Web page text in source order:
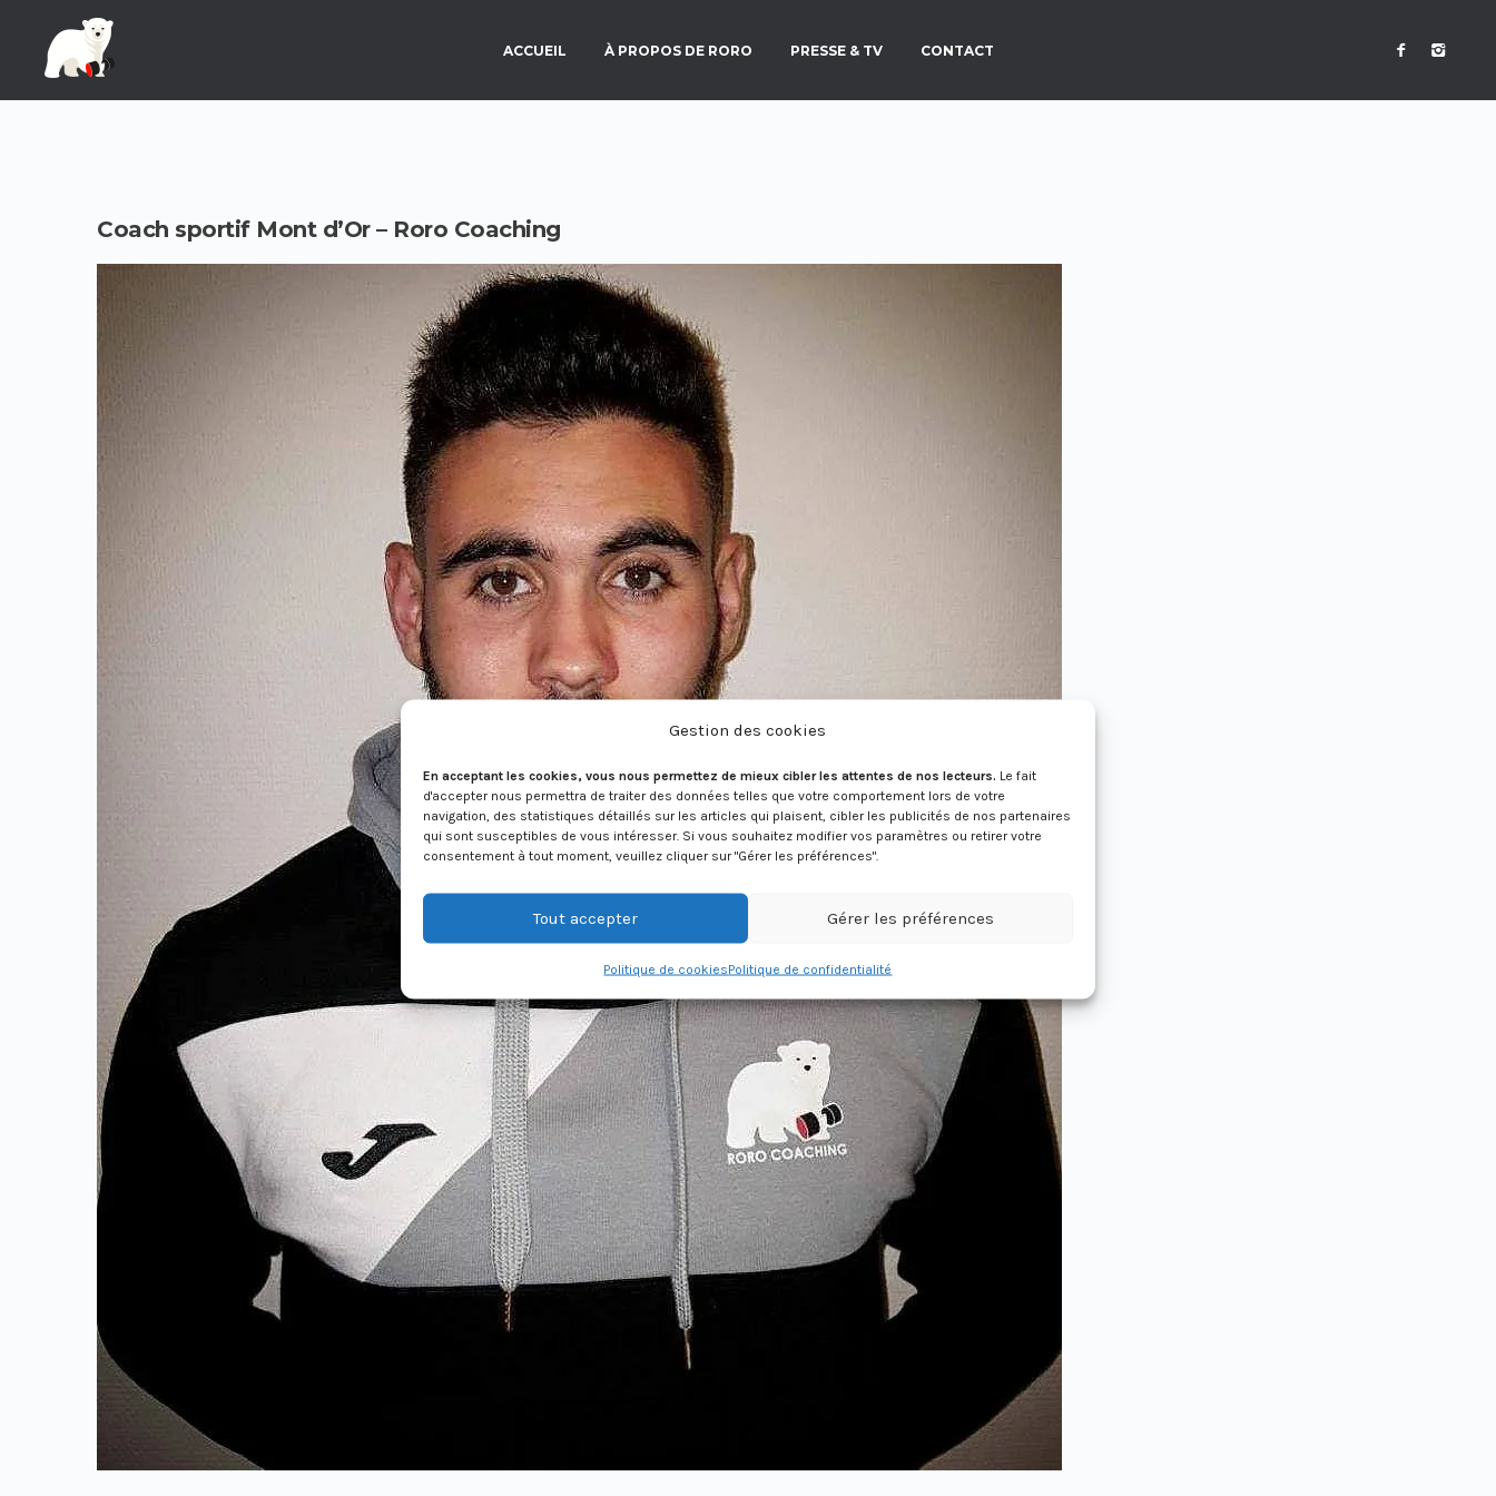
Gestion des cookies
En acceptant les cookies, vous nous permettez de mieux cibler les attentes de nos lecteurs. Le fait
d'accepter nous permettra de traiter des données telles que votre comportement lors de votre
navigation, des statistiques détaillés sur les articles qui plaisent, cibler les publicités de nos partenaires
qui sont susceptibles de vous intéresser. Si vous souhaitez modifier vos paramètres ou retirer votre
consentement à tout moment, veuillez cliquer sur "Gérer les préférences".
Tout accepter Gérer les préférences
Politique de cookiesPolitique de confidentialité
ACCUEIL À PROPOS DE RORO PRESSE & TV CONTACT
Coach sportif Mont d’Or – Roro Coaching